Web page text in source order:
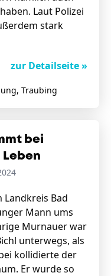
Laut Polizei
stark
zur Detailseite »
Traubing
bei
Leben
Landkreis Bad
Mann ums
Murnauer war
unterwegs, als
kollidierte der
Er wurde so